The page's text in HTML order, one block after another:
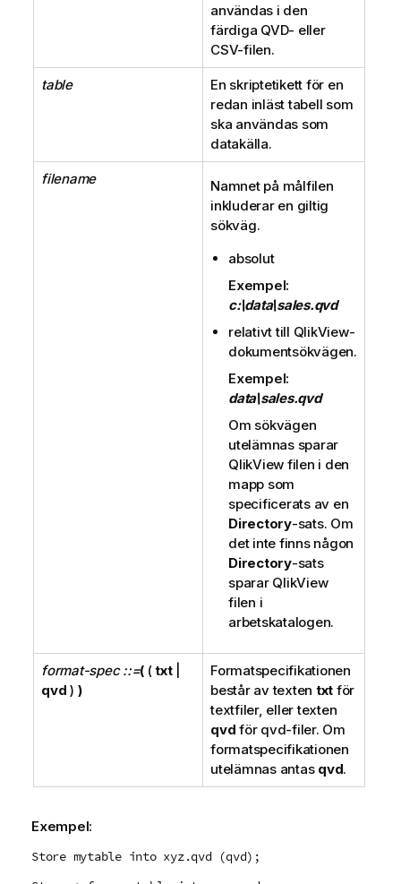
användas i den
färdiga QVD- eller
CSV-filen.
table
En skriptetikett för en
redan inläst tabell som
ska användas som
datakälla.
filename
Namnet på målfilen
inkluderar en giltig
sökväg.
absolut
Exempel:
c:\data\sales.qvd
relativt till QlikView-
dokumentsökvägen.
Exempel:
data\sales.qvd
Om sökvägen
utelämnas sparar
QlikView filen i den
mapp som
specificerats av en
Directory-sats. Om
det inte finns någon
Directory-sats
sparar QlikView
filen i
arbetskatalogen.
format-spec ::=( (txt|
qvd ) )
Formatspecifikationen
består av texten txt för
textfiler, eller texten
qvd för qvd-filer. Om
formatspecifikationen
utelämnas antas qvd.
Exempel:
Store mytable into xyz.qvd (qvd);